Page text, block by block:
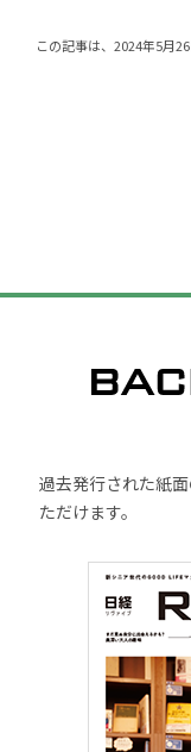
この記事は、2024年5月
過去発行された紙
ただけます。